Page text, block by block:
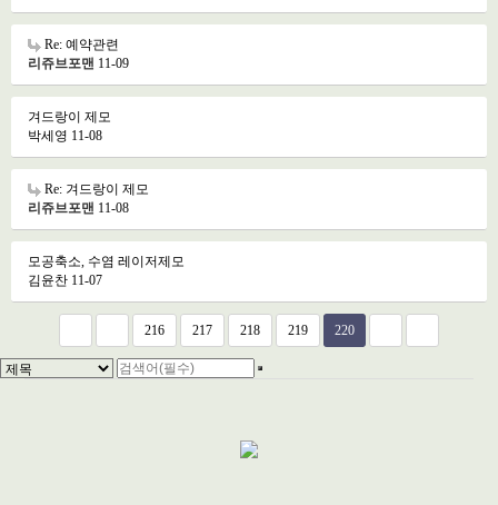
Re: 예약관련
리쥬브포맨 11-09
겨드랑이 제모
박세영 11-08
Re: 겨드랑이 제모
리쥬브포맨 11-08
모공축소, 수염 레이저제모
김윤찬 11-07
216 217 218 219 220